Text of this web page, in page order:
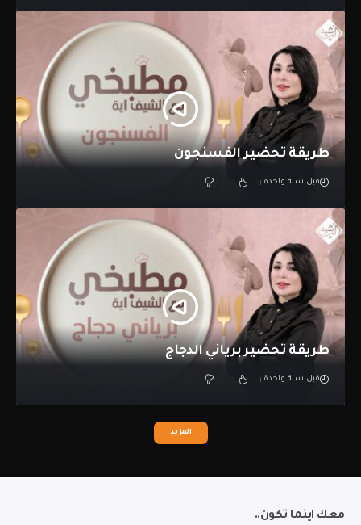
طريقة تحضير الفسنجون
قبل سنة واحدة
طريقة تحضير برياني الدجاج
قبل سنة واحدة
المزيد
معك اينما تكون..